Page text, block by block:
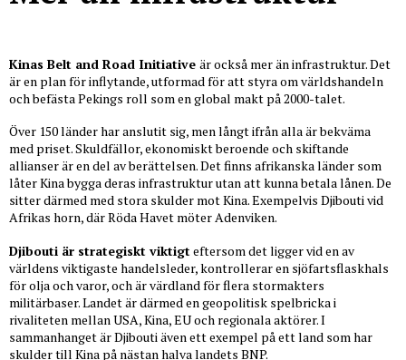
Kinas Belt and Road Initiative är också mer än infrastruktur. Det
är en plan för inflytande, utformad för att styra om världshandeln
och befästa Pekings roll som en global makt på 2000-talet.
Över 150 länder har anslutit sig, men långt ifrån alla är bekväma
med priset. Skuldfällor, ekonomiskt beroende och skiftande
allianser är en del av berättelsen. Det finns afrikanska länder som
låter Kina bygga deras infrastruktur utan att kunna betala lånen. De
sitter därmed med stora skulder mot Kina. Exempelvis Djibouti vid
Afrikas horn, där Röda Havet möter Adenviken.
Djibouti är strategiskt viktigteftersom det ligger vid en av
världens viktigaste handelsleder, kontrollerar en sjöfartsflaskhals
för olja och varor, och är värdland för flera stormakters
militärbaser. Landet är därmed en geopolitisk spelbricka i
rivaliteten mellan USA, Kina, EU och regionala aktörer. I
sammanhanget är Djibouti även ett exempel på ett land som har
skulder till Kina på nästan halva landets BNP.